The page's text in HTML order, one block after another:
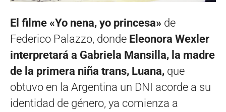
El filme «Yo nena, yo princesa» de
Federico Palazzo, donde Eleonora Wexler
interpretará a Gabriela Mansilla, la madre
de la primera niña trans, Luana, que
obtuvo en la Argentina un DNI acorde a su
identidad de género, ya comienza a